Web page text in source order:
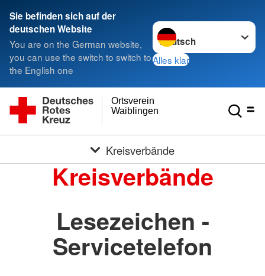
Sie befinden sich auf der
deutschen Website
You are on the German website,
you can use the switch to switch to
the English one
Sprache wechseln zu
Alles klar
Waiblingen
Ortsverein
Kreisverbände
Kreisverbände
Lesezeichen -
Servicetelefon